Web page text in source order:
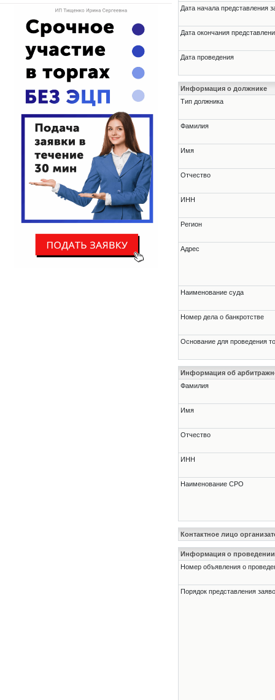
Дата начала представления
Дата окончания
Дата проведения
Информация о должнике
Тип должника
Фамилия
Имя
Отчество
ИНН
Регион
Адрес
Наименование суда
Номер дела о банкротстве
Основание для проведения
Информация об
Фамилия
Имя
Отчество
ИНН
Наименование СРО
Контактное лицо
Информация о проведении
Номер объявления о
Порядок представления